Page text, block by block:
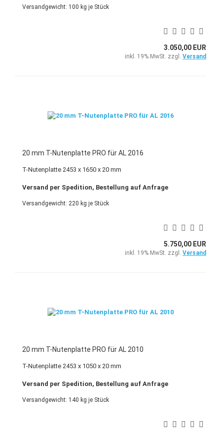
Versandgewicht: 100 kg je Stück
3.050,00 EUR
inkl. 19% MwSt. zzgl. Versand
20 mm T-Nutenplatte PRO für AL 2016
T-Nutenplatte 2453 x 1650 x 20 mm
Versand per Spedition, Bestellung auf Anfrage
Versandgewicht: 220 kg je Stück
5.750,00 EUR
inkl. 19% MwSt. zzgl. Versand
20 mm T-Nutenplatte PRO für AL 2010
T-Nutenplatte 2453 x 1050 x 20 mm
Versand per Spedition, Bestellung auf Anfrage
Versandgewicht: 140 kg je Stück